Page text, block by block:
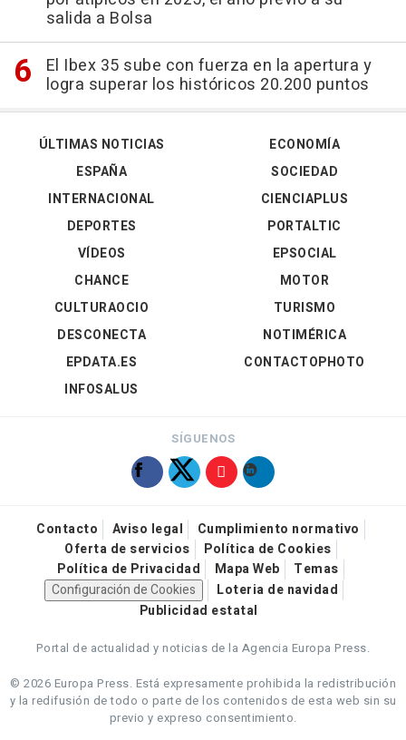
salida a Bolsa
El Ibex 35 sube con fuerza en la apertura y
logra superar los históricos 20.200 puntos
ÚLTIMAS NOTICIAS
ESPAÑA
INTERNACIONAL
DEPORTES
VÍDEOS
ECONOMÍA
SOCIEDAD
CIENCIAPLUS
PORTALTIC
EPSOCIAL
CHANCE
CULTURAOCIO
DESCONECTA
EPDATA.ES
INFOSALUS
MOTOR
TURISMO
NOTIMÉRICA
CONTACTOPHOTO
SÍGUENOS
Contacto Aviso legal
Cumplimiento normativo
Oferta de servicios
Política de Cookies
Política de Privacidad
Mapa Web
Temas
Configuración de Cookies
Loteria de navidad
Publicidad estatal
Portal de actualidad y noticias de la Agencia Europa Press.
© 2026 Europa Press. Está expresamente prohibida la redistribución
y la redifusión de todo o parte de los contenidos de esta web sin su
previo y expreso consentimiento.